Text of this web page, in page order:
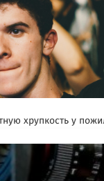
хрупкость у